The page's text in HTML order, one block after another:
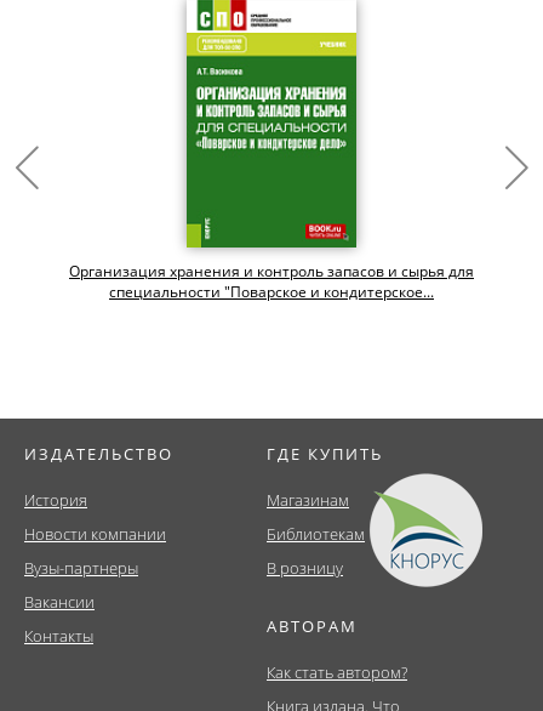
Организация хранения и контроль запасов и сырья для
специальности "Поварское и кондитерское...
ИЗДАТЕЛЬСТВО
История
Новости компании
Вузы-партнеры
Вакансии
Контакты
ГДЕ КУПИТЬ
Магазинам
Библиотекам
В розницу
АВТОРАМ
Как стать автором?
Книга издана. Что